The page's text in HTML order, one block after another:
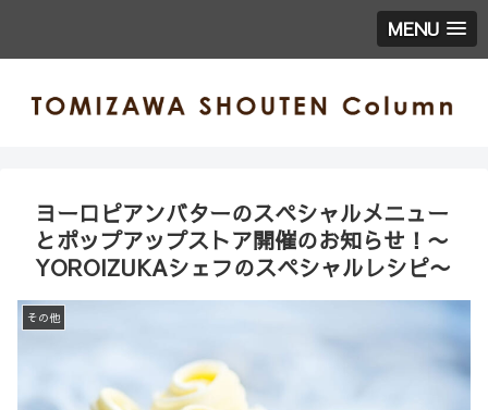
MENU
ヨーロピアンバターのスペシャルメニュー
とポップアップストア開催のお知らせ！〜
YOROIZUKAシェフのスペシャルレシピ〜
その他